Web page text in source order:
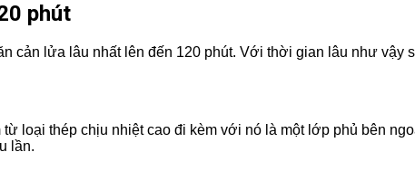
phút
cản lửa lâu nhất lên đến 120 phút. Với thời gian lâu như
loại thép chịu nhiệt cao đi kèm với nó là một lớp phủ bên
lần.